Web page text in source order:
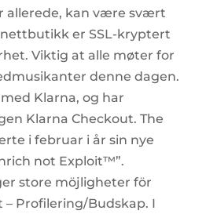
allerede, kan være svært
er SSL-kryptert
Viktig at alle møter for
denne dagen.
Klarna, og har
Klarna Checkout. The
i februar i år sin nye
not Exploit™”.
store möjligheter för
Profilering/Budskap. I